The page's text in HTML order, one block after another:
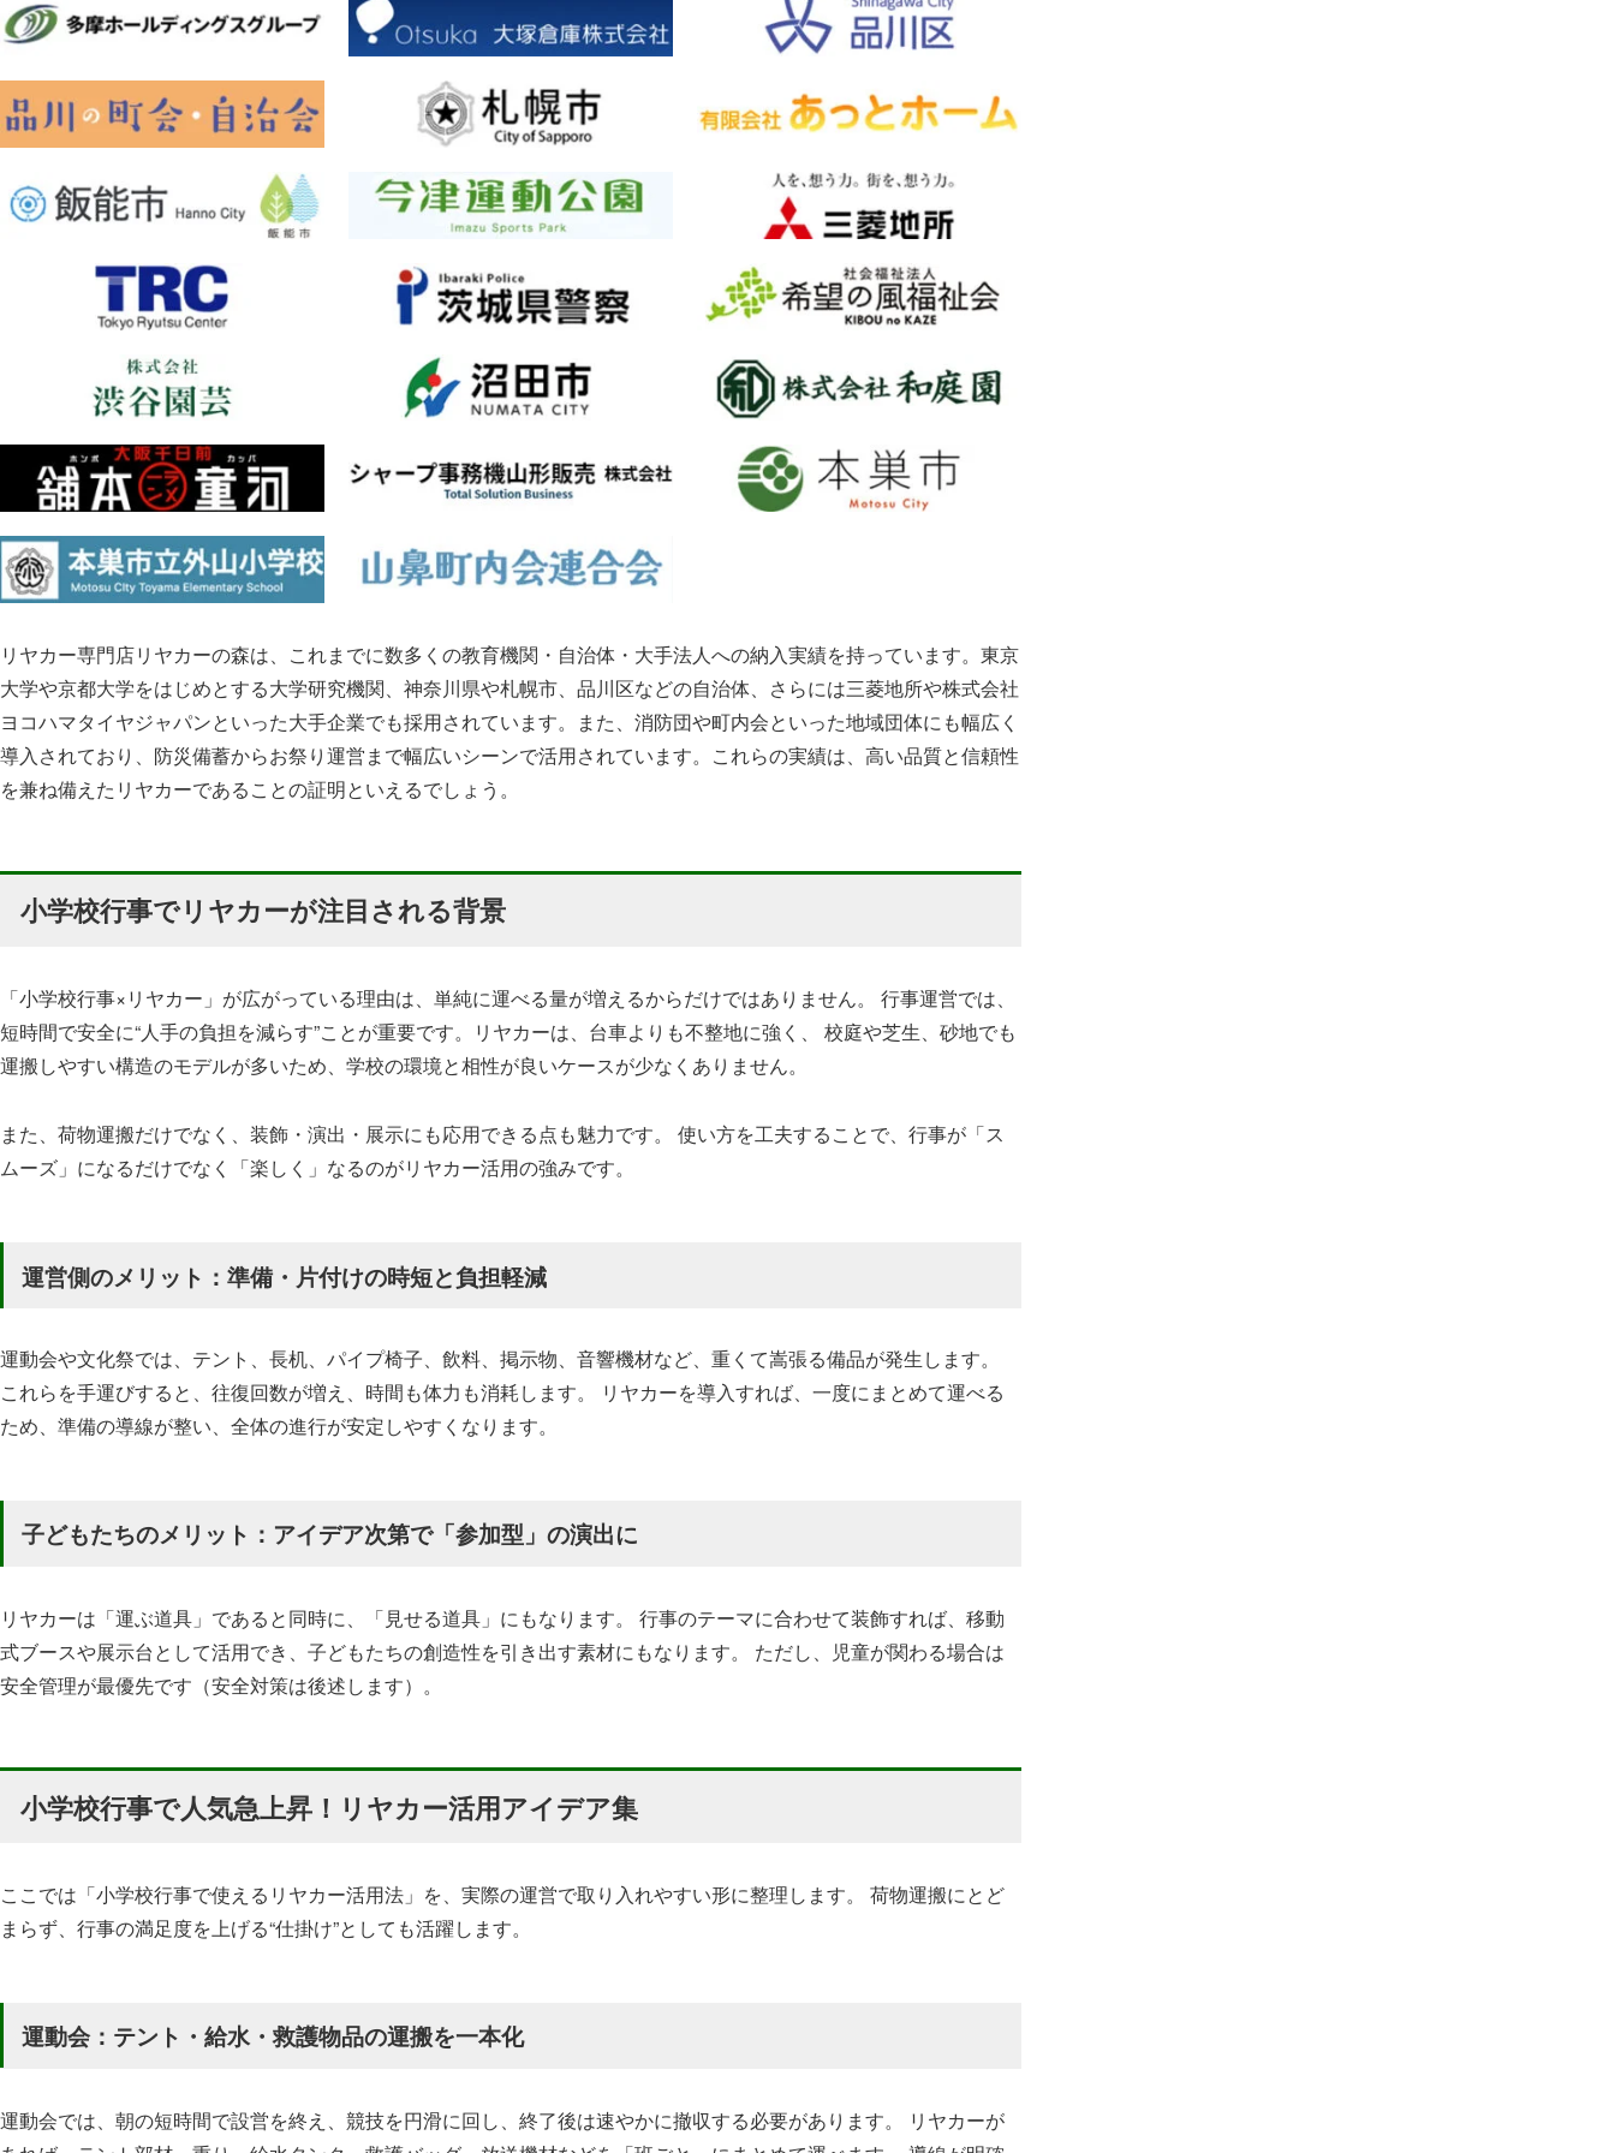
リヤカー専門店リヤカーの森は、これまでに数多くの教育機関・自治体・大手法人への納入実績を持っています。東京
大学や京都大学をはじめとする大学研究機関、神奈川県や札幌市、品川区などの自治体、さらには三菱地所や株式会社
ヨコハマタイヤジャパンといった大手企業でも採用されています。また、消防団や町内会といった地域団体にも幅広く
導入されており、防災備蓄からお祭り運営まで幅広いシーンで活用されています。これらの実績は、高い品質と信頼性
を兼ね備えたリヤカーであることの証明といえるでしょう。
小学校行事でリヤカーが注目される背景
「小学校行事×リヤカー」が広がっている理由は、単純に運べる量が増えるからだけではありません。 行事運営では、
短時間で安全に“人手の負担を減らす”ことが重要です。リヤカーは、台車よりも不整地に強く、 校庭や芝生、砂地でも
運搬しやすい構造のモデルが多いため、学校の環境と相性が良いケースが少なくありません。
また、荷物運搬だけでなく、装飾・演出・展示にも応用できる点も魅力です。 使い方を工夫することで、行事が「ス
ムーズ」になるだけでなく「楽しく」なるのがリヤカー活用の強みです。
運営側のメリット：準備・片付けの時短と負担軽減
運動会や文化祭では、テント、長机、パイプ椅子、飲料、掲示物、音響機材など、重くて嵩張る備品が発生します。
これらを手運びすると、往復回数が増え、時間も体力も消耗します。 リヤカーを導入すれば、一度にまとめて運べる
ため、準備の導線が整い、全体の進行が安定しやすくなります。
子どもたちのメリット：アイデア次第で「参加型」の演出に
リヤカーは「運ぶ道具」であると同時に、「見せる道具」にもなります。 行事のテーマに合わせて装飾すれば、移動
式ブースや展示台として活用でき、子どもたちの創造性を引き出す素材にもなります。 ただし、児童が関わる場合は
安全管理が最優先です（安全対策は後述します）。
小学校行事で人気急上昇！リヤカー活用アイデア集
ここでは「小学校行事で使えるリヤカー活用法」を、実際の運営で取り入れやすい形に整理します。 荷物運搬にとど
まらず、行事の満足度を上げる“仕掛け”としても活躍します。
運動会：テント・給水・救護物品の運搬を一本化
運動会では、朝の短時間で設営を終え、競技を円滑に回し、終了後は速やかに撤収する必要があります。 リヤカーが